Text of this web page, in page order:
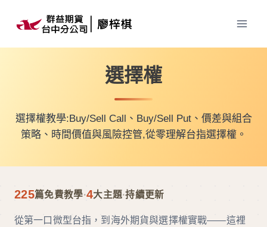
選擇權
選擇權教學:Buy/Sell Call、Buy/Sell Put、價差與組合
策略、時間價值與風險控管,從零理解台指選擇權。
225篇免費教學·4大主題·持續更新
從第一口微型台指，到海外期貨與選擇權實戰——這裡